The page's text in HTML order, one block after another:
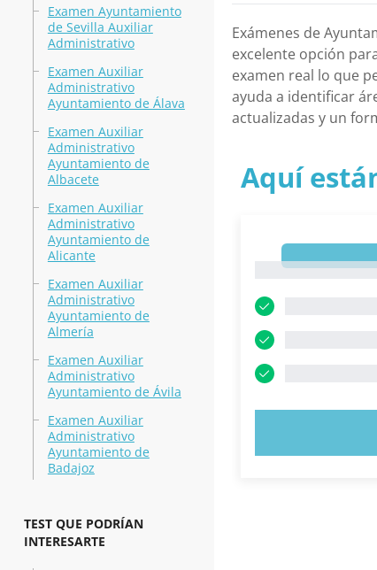
Examen Ayuntamiento
de Sevilla Auxiliar
Administrativo
Examen Auxiliar
Administrativo
Ayuntamiento de Álava
Examen Auxiliar
Administrativo
Ayuntamiento de
Albacete
Examen Auxiliar
Administrativo
Ayuntamiento de
Alicante
Examen Auxiliar
Administrativo
Ayuntamiento de
Almería
Examen Auxiliar
Administrativo
Ayuntamiento de Ávila
Examen Auxiliar
Administrativo
Ayuntamiento de
Badajoz
TEST QUE PODRÍAN
INTERESARTE
Exámenes de
excelente opción
examen real lo que
ayuda a identificar
actualizadas y un
Aquí